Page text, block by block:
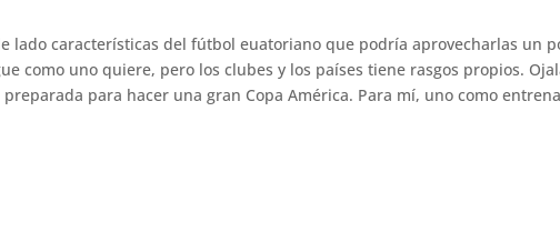
lado características del fútbol euatoriano que podría aprovecharlas un
como uno quiere, pero los clubes y los países tiene rasgos propios.
para hacer una gran Copa América. Para mí, uno como